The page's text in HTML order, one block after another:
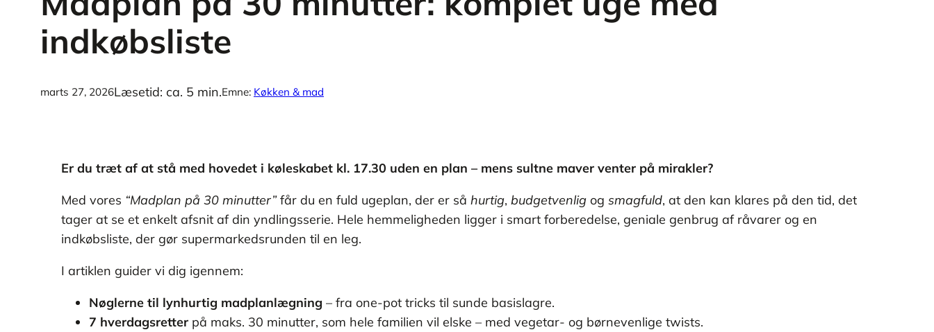
indkøbsliste
marts 27, 2026Læsetid: ca. 5 min.Emne: Køkken & mad
Er du træt af at stå med hovedet i køleskabet kl. 17.30 uden en plan – mens sultne maver venter på mirakler?
Med vores “Madplan på 30 minutter”får du en fuld ugeplan, der er så hurtig, budgetvenligog smagfuld, at den kan klares på den tid, det
tager at se et enkelt afsnit af din yndlingsserie. Hele hemmeligheden ligger i smart forberedelse, geniale genbrug af råvarer og en
indkøbsliste, der gør supermarkedsrunden til en leg.
I artiklen guider vi dig igennem:
Nøglerne til lynhurtig madplanlægning – fra one-pot tricks til sunde basislagre.
7 hverdagsretterpå maks. 30 minutter, som hele familien vil elske – med vegetar- og børnevenlige twists.